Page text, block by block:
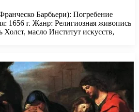
Барбьери): Погребение
1656 г. Жанр: Религиозная живопись
Холст, масло Институт искусств,